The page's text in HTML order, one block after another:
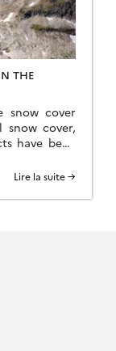
THE
snow cover
cover,
have been
Ecosystem
explore the
Lire la suite →